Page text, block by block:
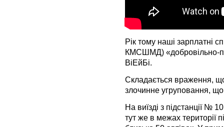
Рік тому наші зарплатні
КМСШМД) «добровільно-
ВіЕйБі.
Складається враження,
злочинне угруповання,
На виїзді з підстанції №
тут же в межах території